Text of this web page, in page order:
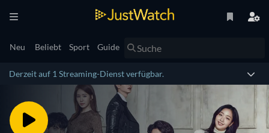
Neu Beliebt Sport Guide
Derzeit auf 1 Streaming-Dienst verfügbar.